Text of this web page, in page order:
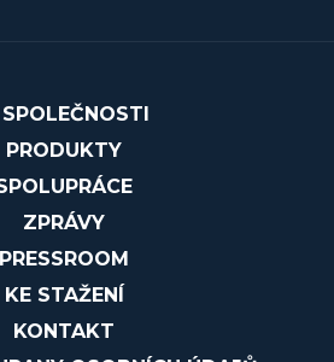
PRODUKTY
ZPRÁVY
PRESSROOM
KE STAŽENÍ
KONTAKT